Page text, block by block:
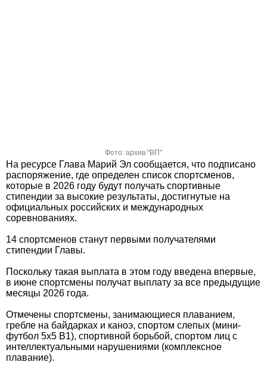
Фото: архив "ВП"
На ресурсе Глава Марий Эл сообщается, что подписано
распоряжение, где определен список спортсменов,
которые в 2026 году будут получать спортивные
стипендии за высокие результаты, достигнутые на
официальных российских и международных
соревнованиях.
14 спортсменов станут первыми получателями
стипендии Главы.
Поскольку такая выплата в этом году введена впервые,
в июне спортсмены получат выплату за все предыдущие
месяцы 2026 года.
Отмечены спортсмены, занимающиеся плаванием,
гребле на байдарках и каноэ, спортом слепых (мини-
футбол 5х5 В1), спортивной борьбой, спортом лиц с
интеллектуальными нарушениями (комплексное
плавание).